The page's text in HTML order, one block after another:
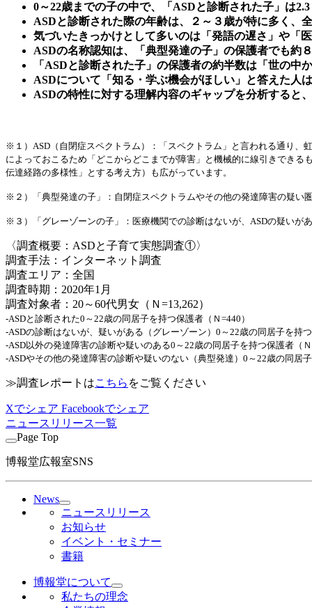
0～22歳までの子の中で、「ASDと診断された子」は
ASDと診断された際の年齢は、２～３歳が特に多く、
気づいたきっかけとして多いのは「発語の遅さ」や「
ASDの名称認知は、「典型発達の子」の保護者でも約
「ASDと診断された子」の保護者の約半数は「世の中
ASDについて「知る・学ぶ機会がほしい」と答えた人
ASDの特性に対する理解内容のギャップを分析すると
※１）ASD（自閉症スペクトラム）：「スペクトラム」と言われる通り、
によっておこるため「どこからどこまでが障害」と機械的に線引きでき
伝達経路の多様性」とする考え方）も広がっています。
※２）「典型発達の子」：自閉症スペクトラムやその他の発達障害の疑い
※３）「グレーゾーンの子」：医療機関での診断はないが、ASDの疑いが
〈調査概要：ASDと子育て実態調査①〉
調査手法：インターネット調査
調査エリア：全国
調査時期：2020年1月
調査対象者：20～60代男女（Ｎ=13,262）
-ASDと診断された0～22歳の同居子を持つ保護者（Ｎ=440）
-ASDの診断はないが、疑いがある（グレーゾーン）0～22歳の同居子を持つ
-ASD以外の発達障害の診断や疑いのある0～22歳の同居子を持つ保護者（Ｎ
-ASDやその他の発達障害の診断や疑いのない（典型発達）0～22歳の同居子
≫調査レポートはこちら をご覧ください
Xでシェア Facebookでシェア
ニュースリリース一覧
Page Top
博報堂広報室SNS
News
ニュースリリース
お知らせ
イベント・セミナー
書籍
博報堂について
私たちの理念